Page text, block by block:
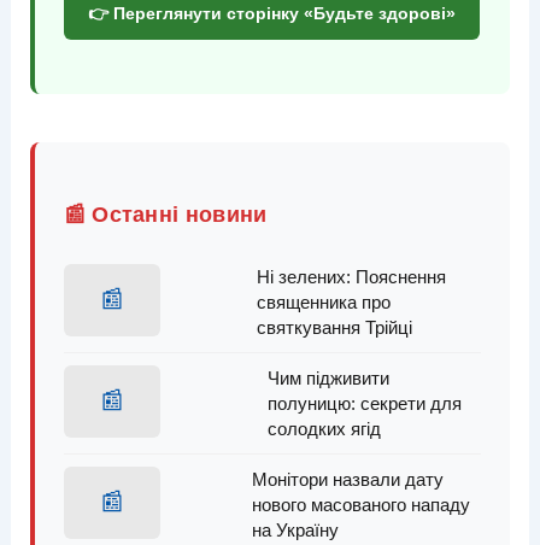
👉 Переглянути сторінку «Будьте здорові»
📰 Останні новини
📰
Ні зелених: Пояснення
священника про
святкування Трійці
📰
Чим підживити
полуницю: секрети для
солодких ягід
📰
Монітори назвали дату
нового масованого нападу
на Україну